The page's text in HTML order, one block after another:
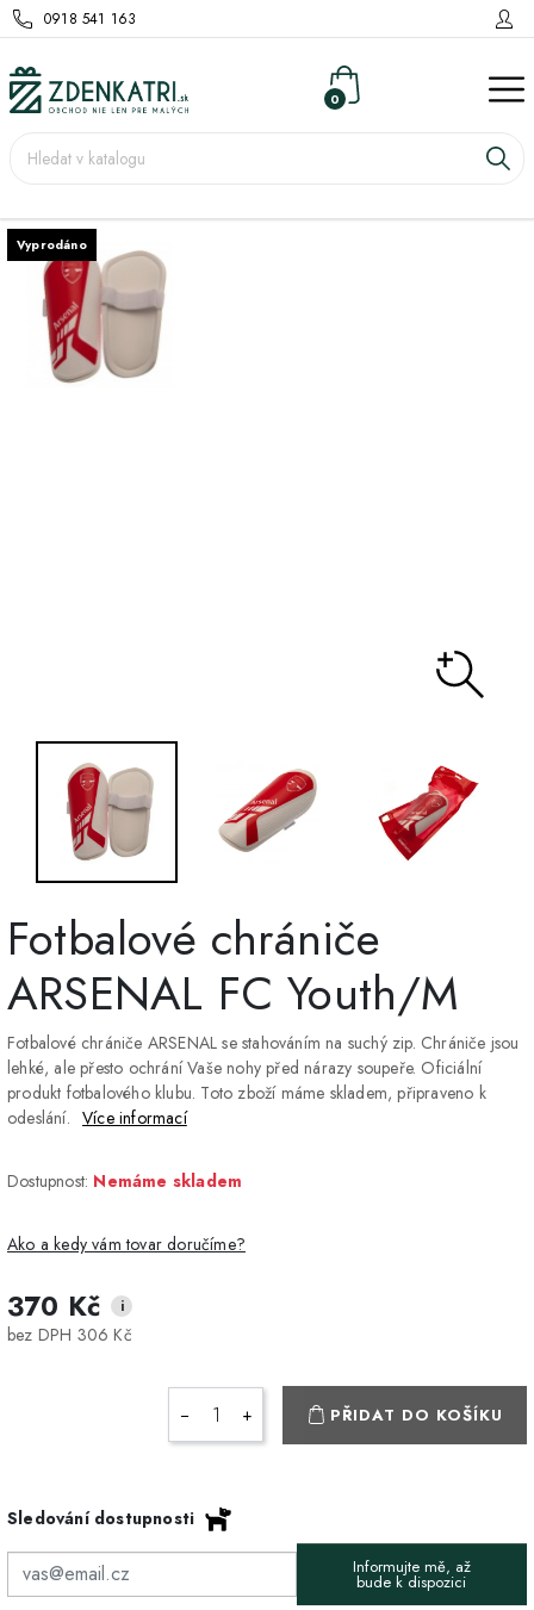
0918 541 163
0
Vyprodáno
Fotbalové chrániče
ARSENAL FC Youth/M
Fotbalové chrániče ARSENAL se stahováním na suchý zip. Chrániče jsou
lehké, ale přesto ochrání Vaše nohy před nárazy soupeře. Oficiální
produkt fotbalového klubu. Toto zboží máme skladem, připraveno k
odeslání. Více informací
Dostupnost: Nemáme skladem
Ako a kedy vám tovar doručíme?
DPD Home - doručenie
na adresu
Pickup
1-2 pracovné dni ZDARMA
370 Kč i
bez DPH 306 Kč
− + PŘIDAT DO KOŠÍKU
Sledování dostupnosti
Informujte mě, až
bude k dispozici